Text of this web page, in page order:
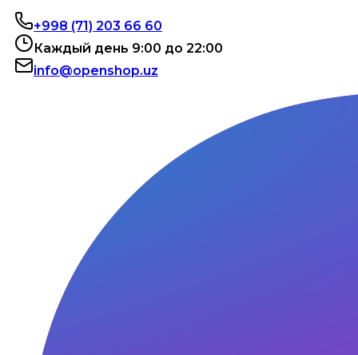
+998 (71) 203 66 60
Каждый день 9:00 до 22:00
info@openshop.uz